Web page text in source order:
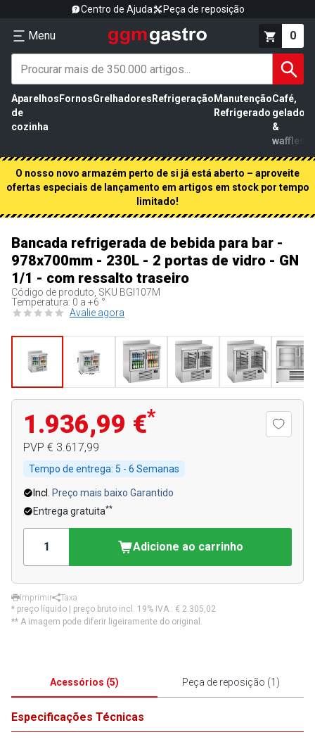
Centro de Ajuda Peça de reposição
Menu 0
Aparelhos
de
cozinha
FornosGrelhadores Refrigeração Manutenção
Refrigerado
Café,
gelados
&
waffles
O nosso novo armazém perto de si já está aberto – aproveite
ofertas especiais de lançamento em artigos em stock por tempo
limitado!
Bancada refrigerada de bebida para bar -
978x700mm - 230L - 2 portas de vidro - GN
1/1 - com ressalto traseiro
Código de produto, SKU BGI107M
Temperatura: 0 a +6 °
Avalie agora
1.936,99 €*
PVP € 3.617,99
Tempo de entrega: 5 - 6 Semanas
Incl.
Preço mais baixo Garantido
Entrega gratuita**
Adicione ao carrinho
Imprimir
Taxa
* preço líquido | preço bruto incl. 19% IVA.: € 2.305,02
** A imagem pode diferir ligeiramente do original.
Acessórios (5) Peça de reposição (1 )
Especificações Técnicas